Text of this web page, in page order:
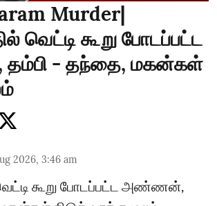
Murder|
வெட்டி கூறு போடப்பட்ட
- தந்தை, மகன்கள்
2026, 3:46 am
கூறு போடப்பட்ட அண்ணன்,